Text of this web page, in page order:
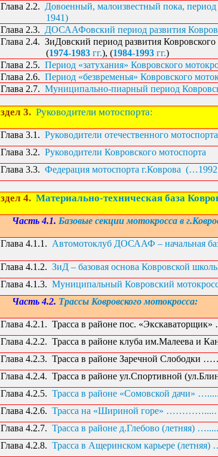
Глава 2.2. Довоенный, малоизвестный пока,
1941)
Глава 2.3. ДОСААФовский период развития
Глава 2.4. ЗиДовский период развития Ковровского
(1974-1983гг.), (1984-1993гг.)
Глава 2.5. Период «затухания» Ковровского
Глава 2.6. Период «безвременья» Ковровского
Глава 2.7. Муниципально-пиарный период
3. Руководители мотоспорта:
Глава 3.1. Руководители отечественного мотоспорта
Глава 3.2. Руководители Ковровского мотоспорта
Глава 3.3. Федерация мотоспорта г.Коврова
4. Материально-техническая база
Часть 4.1. Базовые секции мотокросса в
Глава 4.1.1. Автомотоклуб ДОСААФ – начальная
Глава 4.1.2. ЗиД – базовая основа Ковровской
Глава 4.1.3. Муниципальный Ковровский
Часть 4.2. Трассы Ковровского мотокросса:
Глава 4.2.1. Трасса в районе пос.
Глава 4.2.2. Трасса в районе клуба им.Малеева и
Глава 4.2.3. Трасса в районе Заречной
Глава 4.2.4. Трасса в районе ул.Спортивной
Глава 4.2.5. Трасса в районе «Сомовской дачи»
Глава 4.2.6. Трасса на «Шириной горе»
Глава 4.2.7. Трасса в районе д.Глебово (летняя)
Глава 4.2.8. Трасса в Ащеринском карьере